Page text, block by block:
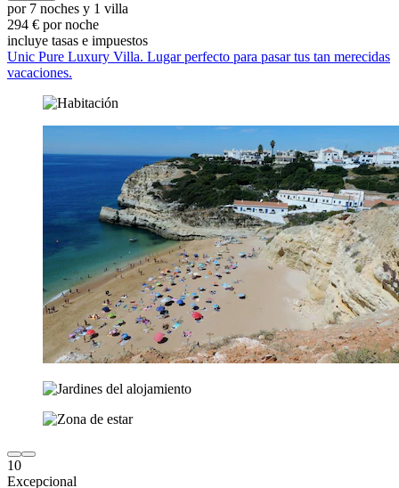
por 7 noches y 1 villa
294 € por noche
incluye tasas e impuestos
Unic Pure Luxury Villa. Lugar perfecto para pasar tus tan merecidas
vacaciones.
10
Excepcional